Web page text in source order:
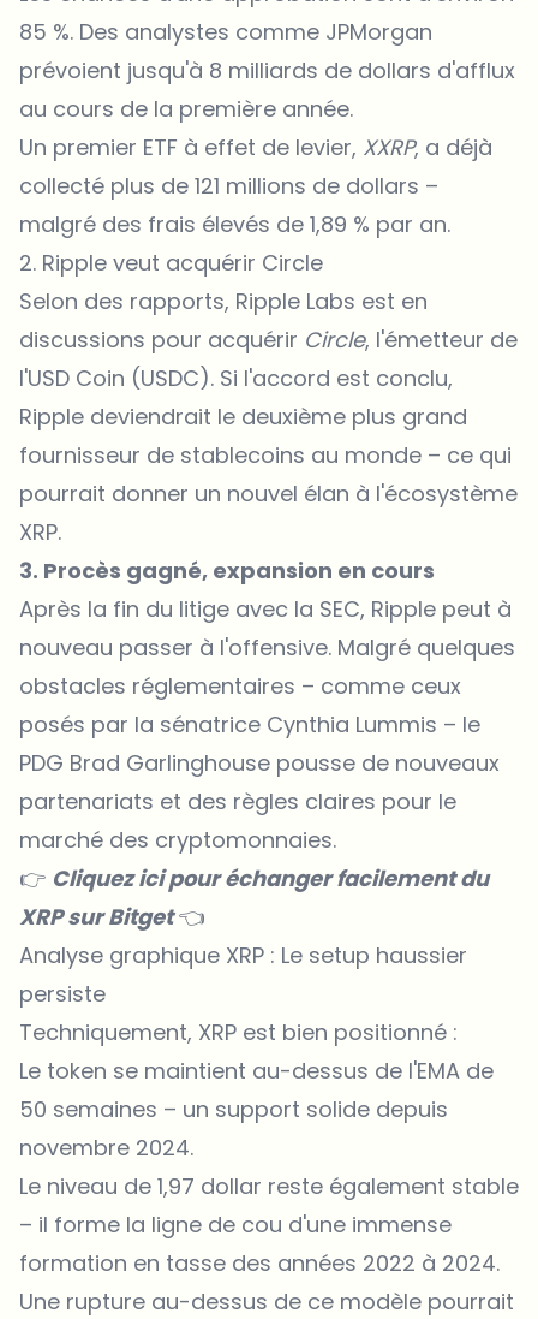
85 %. Des analystes comme JPMorgan
prévoient jusqu'à 8 milliards de dollars d'afflux
au cours de la première année.
Un premier ETF à effet de levier, XXRP, a déjà
collecté plus de 121 millions de dollars –
malgré des frais élevés de 1,89 % par an.
2. Ripple veut acquérir Circle
Selon des rapports, Ripple Labs est en
discussions pour acquérir Circle, l'émetteur de
l'USD Coin (USDC). Si l'accord est conclu,
Ripple deviendrait le deuxième plus grand
fournisseur de stablecoins au monde – ce qui
pourrait donner un nouvel élan à l'écosystème
XRP.
3. Procès gagné, expansion en cours
Après la fin du litige avec la SEC, Ripple peut à
nouveau passer à l'offensive. Malgré quelques
obstacles réglementaires – comme ceux
posés par la sénatrice Cynthia Lummis – le
PDG Brad Garlinghouse pousse de nouveaux
partenariats et des règles claires pour le
marché des cryptomonnaies.
👉 Cliquez ici pour échanger facilement du
XRP sur Bitget👈
Analyse graphique XRP : Le setup haussier
persiste
Techniquement, XRP est bien positionné :
Le token se maintient au-dessus de l'EMA de
50 semaines – un support solide depuis
novembre 2024.
Le niveau de 1,97 dollar reste également stable
– il forme la ligne de cou d'une immense
formation en tasse des années 2022 à 2024.
Une rupture au-dessus de ce modèle pourrait